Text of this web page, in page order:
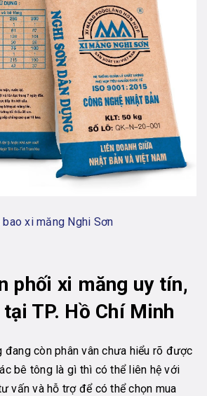
bao xi măng Nghi Sơn
phối xi măng uy tín,
TP. Hồ Chí Minh
đang còn phân vân chưa hiểu rõ được
bê tông là gì thì có thể liên hệ với
vấn và hỗ trợ để có thể chọn mua